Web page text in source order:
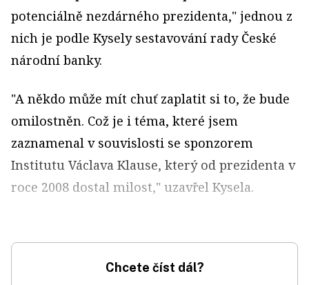
potenciálně nezdárného prezidenta," jednou z
nich je podle Kysely sestavování rady České
národní banky.
"A někdo může mít chuť zaplatit si to, že bude
omilostněn. Což je i téma, které jsem
zaznamenal v souvislosti se sponzorem
Institutu Václava Klause, který od prezidenta v
roce 2008 dostal milost," uzavřel Kysela.
Chcete číst dál?